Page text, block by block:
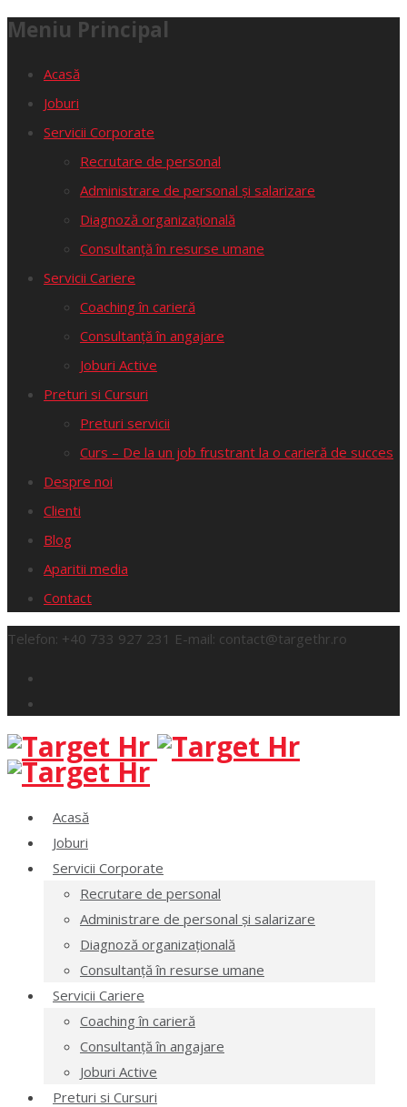
Meniu Principal
Acasă
Joburi
Servicii Corporate
Recrutare de personal
Administrare de personal și salarizare
Diagnoză organizațională
Consultanță în resurse umane
Servicii Cariere
Coaching în carieră
Consultanță în angajare
Joburi Active
Preturi si Cursuri
Preturi servicii
Curs – De la un job frustrant la o carieră de succes
Despre noi
Clienti
Blog
Aparitii media
Contact
Telefon: +40 733 927 231 E-mail: contact@targethr.ro
Acasă
Joburi
Servicii Corporate
Recrutare de personal
Administrare de personal și salarizare
Diagnoză organizațională
Consultanță în resurse umane
Servicii Cariere
Coaching în carieră
Consultanță în angajare
Joburi Active
Preturi si Cursuri